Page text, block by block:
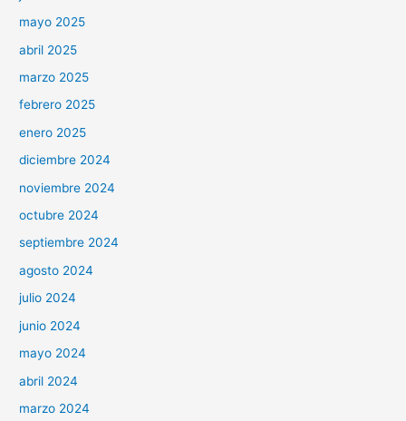
mayo 2025
abril 2025
marzo 2025
febrero 2025
enero 2025
diciembre 2024
noviembre 2024
octubre 2024
septiembre 2024
agosto 2024
julio 2024
junio 2024
mayo 2024
abril 2024
marzo 2024